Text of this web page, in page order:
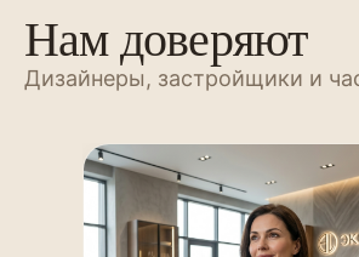
Нам доверяют
Дизайнеры, застройщики и